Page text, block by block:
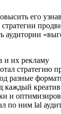
его
аудитории
и их рекламу
стратегию
разные
каждый креатив
и
по ним lal